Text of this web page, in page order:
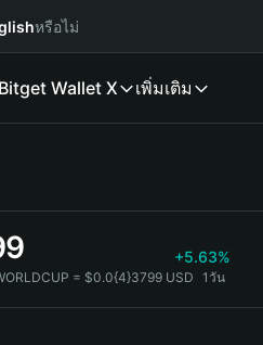
หรือไม่
Bitget Wallet X เพิ่มเติม
+5.63%
= $0.0{4}3799 USD 1วัน